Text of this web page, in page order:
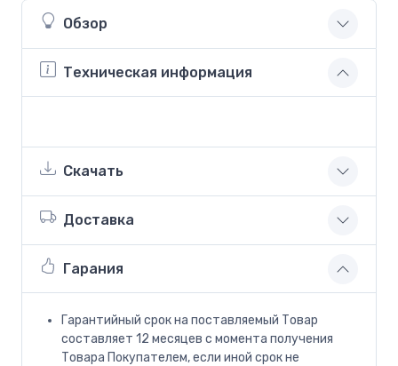
Обзор
Техническая информация
Скачать
Доставка
Гарания
Гарантийный срок на поставляемый Товар
составляет 12 месяцев с момента получения
Товара Покупателем, если иной срок не